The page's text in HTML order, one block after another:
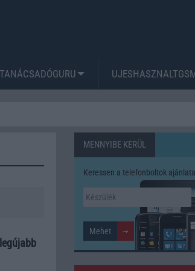
TANÁCSADÓGURU
MENNYIBE KERÜL
Keressen a telefonboltok